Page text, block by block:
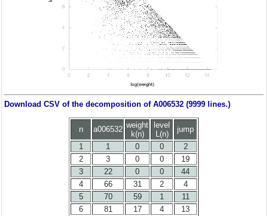
Download CSV of the decomposition of A006532 (9999 lines.)
n a006532 weight
k(n)
level
L(n)
jump
1
1 0 0
2
2
3 0 0
19
3
22 0 0
44
4
66 31 2
4
5
70 59 1
11
6
81 17 4
13